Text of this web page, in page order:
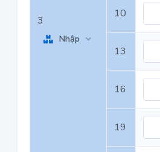
3
Nhập
10
13
16
19